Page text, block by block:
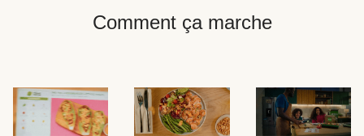
Comment ça marche